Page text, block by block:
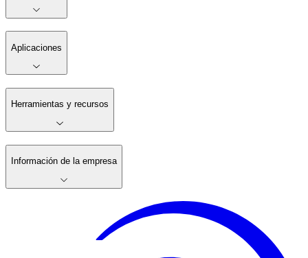
Aplicaciones
Herramientas y recursos
Información de la empresa